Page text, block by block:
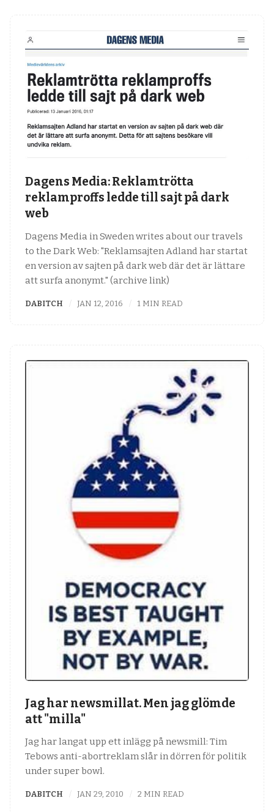
Dagens Media: Reklamtrötta
reklamproffs ledde till sajt på dark
web
Dagens Media in Sweden writes about our travels
to the Dark Web: "Reklamsajten Adland har startat
en version av sajten på dark web där det är lättare
att surfa anonymt." (archive link)
DABITCH JAN 12, 2016 1 MIN READ
Jag har newsmillat. Men jag glömde
att "milla"
Jag har langat upp ett inlägg på newsmill: Tim
Tebows anti-abortreklam slår in dörren för politik
under super bowl.
DABITCH JAN 29, 2010 2 MIN READ